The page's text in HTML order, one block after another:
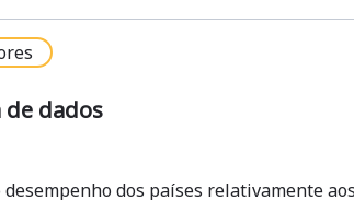
dados
dos países relativamente